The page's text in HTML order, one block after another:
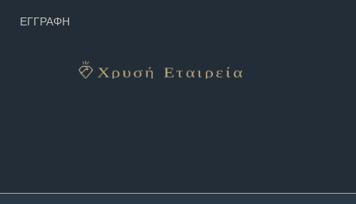
ΕΓΓΡΑΦΗ